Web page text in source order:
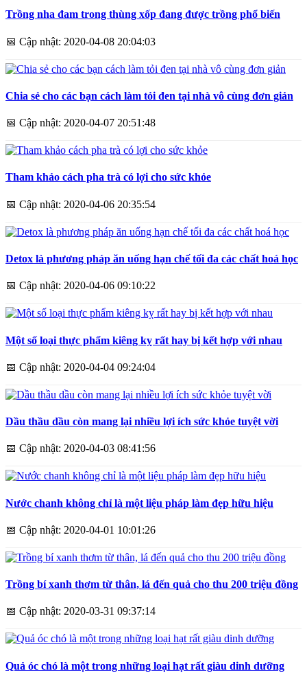
Trồng nha đam trong thùng xốp đang được trồng phổ biến
📅 Cập nhật: 2020-04-08 20:04:03
Chia sẻ cho các bạn cách làm tỏi đen tại nhà vô cùng đơn giản
📅 Cập nhật: 2020-04-07 20:51:48
Tham khảo cách pha trà có lợi cho sức khỏe
📅 Cập nhật: 2020-04-06 20:35:54
Detox là phương pháp ăn uống hạn chế tối đa các chất hoá học
📅 Cập nhật: 2020-04-06 09:10:22
Một số loại thực phẩm kiêng kỵ rất hay bị kết hợp với nhau
📅 Cập nhật: 2020-04-04 09:24:04
Dầu thầu dầu còn mang lại nhiều lợi ích sức khỏe tuyệt vời
📅 Cập nhật: 2020-04-03 08:41:56
Nước chanh không chỉ là một liệu pháp làm đẹp hữu hiệu
📅 Cập nhật: 2020-04-01 10:01:26
Trồng bí xanh thơm từ thân, lá đến quả cho thu 200 triệu đồng
📅 Cập nhật: 2020-03-31 09:37:14
Quả óc chó là một trong những loại hạt rất giàu dinh dưỡng